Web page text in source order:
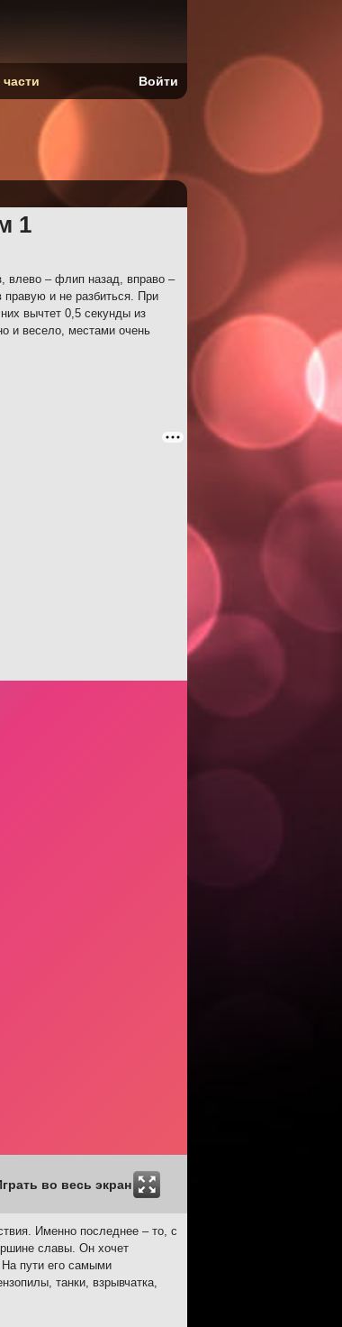
1
влево – флип назад, вправо –
и не разбиться. При
вычтет 0,5 секунды из
и весело, местами очень
во весь экран
Именно последнее – то, с
славы. Он хочет
На пути его самыми
танки, взрывчатка,
части Войти